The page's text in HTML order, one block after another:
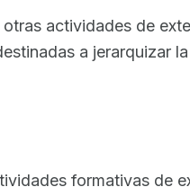
actividades de
a jerarquizar
formativas de